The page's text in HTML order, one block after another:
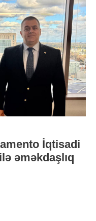
İqtisadi
əməkdaşlıq